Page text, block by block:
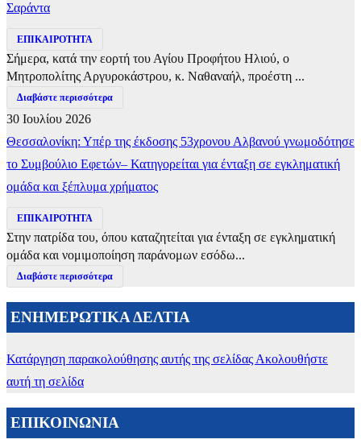
Σαράντα
ΕΠΙΚΑΙΡΟΤΗΤΑ
Σήμερα, κατά την εορτή του Αγίου Προφήτου Ηλιού, ο
Μητροπολίτης Αργυροκάστρου, κ. Ναθαναήλ, προέστη ...
Διαβάστε περισσότερα
30 Ιουλίου 2026
Θεσσαλονίκη: Υπέρ της έκδοσης 53χρονου Αλβανού γνωμοδότησε
το Συμβούλιο Εφετών– Κατηγορείται για ένταξη σε εγκληματική
ομάδα και ξέπλυμα χρήματος
ΕΠΙΚΑΙΡΟΤΗΤΑ
Στην πατρίδα του, όπου καταζητείται για ένταξη σε εγκληματική
ομάδα και νομιμοποίηση παράνομων εσόδω...
Διαβάστε περισσότερα
ΕΝΗΜΕΡΩΤΙΚΑ ΔΕΛΤΙΑ
Κατάργηση παρακολούθησης αυτής της σελίδας Ακολουθήστε
αυτή τη σελίδα
ΕΠΙΚΟΙΝΩΝΙΑ